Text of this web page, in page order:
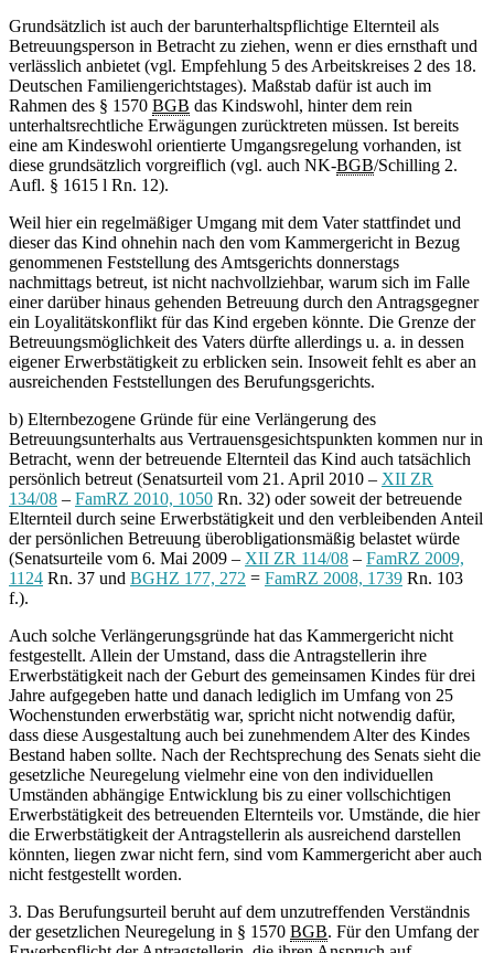
Grundsätzlich ist auch der barunterhaltspflichtige Elternteil als
Betreuungsperson in Betracht zu ziehen, wenn er dies ernsthaft und
verlässlich anbietet (vgl. Empfehlung 5 des Arbeitskreises 2 des 18.
Deutschen Familiengerichtstages). Maßstab dafür ist auch im
Rahmen des § 1570 BGB das Kindswohl, hinter dem rein
unterhaltsrechtliche Erwägungen zurücktreten müssen. Ist bereits
eine am Kindeswohl orientierte Umgangsregelung vorhanden, ist
diese grundsätzlich vorgreiflich (vgl. auch NK-BGB/Schilling 2.
Aufl. § 1615 l Rn. 12).
Weil hier ein regelmäßiger Umgang mit dem Vater stattfindet und
dieser das Kind ohnehin nach den vom Kammergericht in Bezug
genommenen Feststellung des Amtsgerichts donnerstags
nachmittags betreut, ist nicht nachvollziehbar, warum sich im Falle
einer darüber hinaus gehenden Betreuung durch den Antragsgegner
ein Loyalitätskonflikt für das Kind ergeben könnte. Die Grenze der
Betreuungsmöglichkeit des Vaters dürfte allerdings u. a. in dessen
eigener Erwerbstätigkeit zu erblicken sein. Insoweit fehlt es aber an
ausreichenden Feststellungen des Berufungsgerichts.
b) Elternbezogene Gründe für eine Verlängerung des
Betreuungsunterhalts aus Vertrauensgesichtspunkten kommen nur in
Betracht, wenn der betreuende Elternteil das Kind auch tatsächlich
persönlich betreut (Senatsurteil vom 21. April 2010 – XII ZR
134/08 – FamRZ 2010, 1050 Rn. 32) oder soweit der betreuende
Elternteil durch seine Erwerbstätigkeit und den verbleibenden Anteil
der persönlichen Betreuung überobligationsmäßig belastet würde
(Senatsurteile vom 6. Mai 2009 – XII ZR 114/08 – FamRZ 2009,
1124 Rn. 37 und BGHZ 177, 272 = FamRZ 2008, 1739 Rn. 103
f.).
Auch solche Verlängerungsgründe hat das Kammergericht nicht
festgestellt. Allein der Umstand, dass die Antragstellerin ihre
Erwerbstätigkeit nach der Geburt des gemeinsamen Kindes für drei
Jahre aufgegeben hatte und danach lediglich im Umfang von 25
Wochenstunden erwerbstätig war, spricht nicht notwendig dafür,
dass diese Ausgestaltung auch bei zunehmendem Alter des Kindes
Bestand haben sollte. Nach der Rechtsprechung des Senats sieht die
gesetzliche Neuregelung vielmehr eine von den individuellen
Umständen abhängige Entwicklung bis zu einer vollschichtigen
Erwerbstätigkeit des betreuenden Elternteils vor. Umstände, die hier
die Erwerbstätigkeit der Antragstellerin als ausreichend darstellen
könnten, liegen zwar nicht fern, sind vom Kammergericht aber auch
nicht festgestellt worden.
3. Das Berufungsurteil beruht auf dem unzutreffenden Verständnis
der gesetzlichen Neuregelung in § 1570 BGB. Für den Umfang der